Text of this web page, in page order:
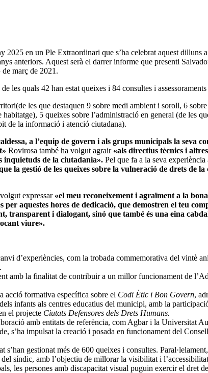
en un Ple Extraordinari que s’ha celebrat aquest
anteriors. Aquest serà el darrer informe que presenti
març de 2021.
les quals 42 han estat queixes i 84 consultes i
les que destaquen 9 sobre medi ambient i soroll, 6
5 queixes sobre l’administració en general (de les
de la informació i atenció ciutadana).
a l’equip de govern i als grups municipals la seva
Rovirosa també ha volgut agrair «als directius tècnics i
inquietuds de la ciutadania». Pel que fa a la seva
la gestió de les queixes sobre la vulneració de drets de
expressar «el meu reconeixement i agraïment a la
aquestes hores de dedicació, que demostren el teu
transparent i dialogant, sinó que també és una eina
viure».
d’experiències, com la trobada commemorativa del vintè
amb la finalitat de contribuir a un millor funcionament de
acció formativa específica sobre el Codi Ètic i Bon Govern,
infants als centres educatius del municipi, amb la
el projecte Ciutats Defensores dels Drets Humans.
amb entitats de referència, com Agbar i la Universitat
s’ha impulsat la creació i posada en funcionament del
gestionat més de 600 queixes i consultes.
síndic, amb l’objectiu de millorar la visibilitat i
les persones amb discapacitat visual puguin exercir el dret